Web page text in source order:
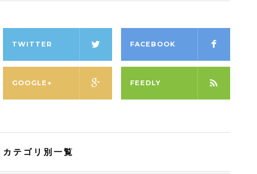
TWITTER FACEBOOK
GOOGLE+ FEEDLY
カテゴリ別一覧